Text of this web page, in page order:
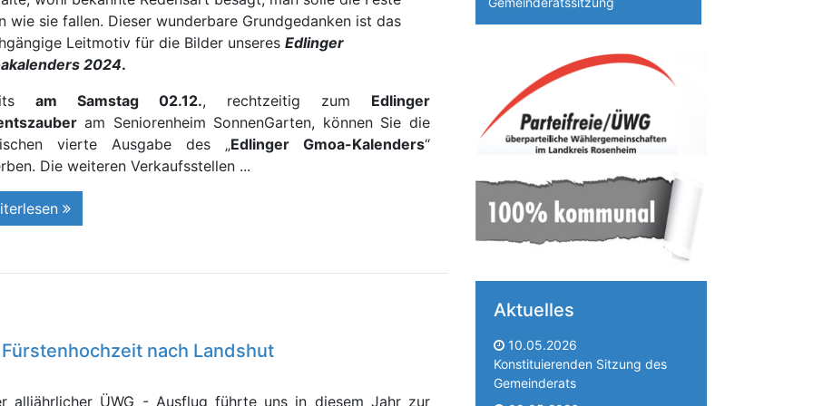
wie sie fallen. Dieser wunderbare Grundgedanken ist das
Leitmotiv für die Bilder unseres Edlinger
2024.
am Samstag 02.12., rechtzeitig zum Edlinger
am Seniorenheim SonnenGarten, können Sie die
vierte Ausgabe des „Edlinger Gmoa-Kalenders“
Die weiteren Verkaufsstellen ...
nach Landshut
alljährlicher ÜWG - Ausflug führte uns in diesem Jahr zur
Aktuelles
10.05.2026
Konstituierenden Sitzung des
Gemeinderats